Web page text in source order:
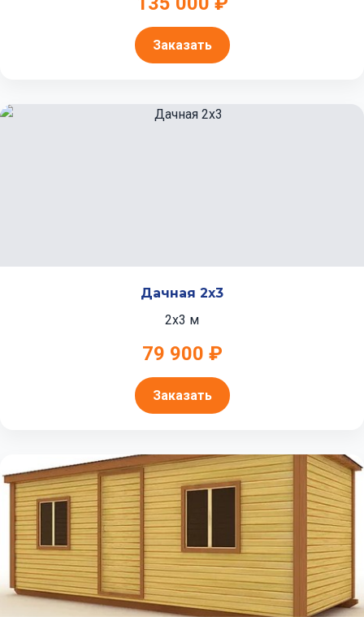
Заказать
Дачная 2x3
2x3 м
79 900 ₽
Заказать